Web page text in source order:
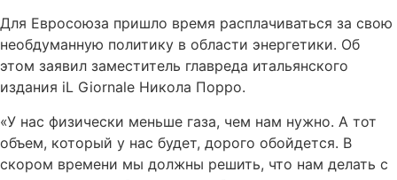
Для Евросоюза пришло время расплачиваться за свою
необдуманную политику в области энергетики. Об
этом заявил заместитель главреда итальянского
издания iL Giornale Никола Порро.
«У нас физически меньше газа, чем нам нужно. А тот
объем, который у нас будет, дорого обойдется. В
скором времени мы должны решить, что нам делать с